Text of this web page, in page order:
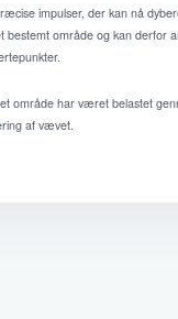
impulser, der kan nå
bestemt område og kan derfor
område har været belastet
af vævet.